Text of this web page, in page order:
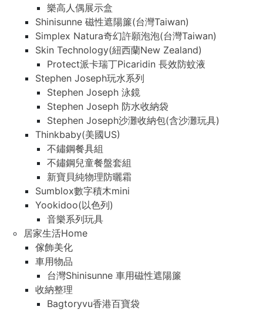
樂高人偶展示盒
Shinisunne 磁性遮陽簾(台灣Taiwan)
Simplex Natura奇幻許願泡泡(台灣Taiwan)
Skin Technology(紐西蘭New Zealand)
Protect派卡瑞丁Picaridin 長效防蚊液
Stephen Joseph玩水系列
Stephen Joseph 泳鏡
Stephen Joseph 防水收納袋
Stephen Joseph沙灘收納包(含沙灘玩具)
Thinkbaby(美國US)
不鏽鋼餐具組
不鏽鋼兒童餐盤套組
新寶貝純物理防曬霜
Sumblox數字積木mini
Yookidoo(以色列)
音樂系列玩具
居家生活Home
傢飾美化
車用物品
台灣Shinisunne 車用磁性遮陽簾
收納整理
Bagtoryvu香港百寶袋